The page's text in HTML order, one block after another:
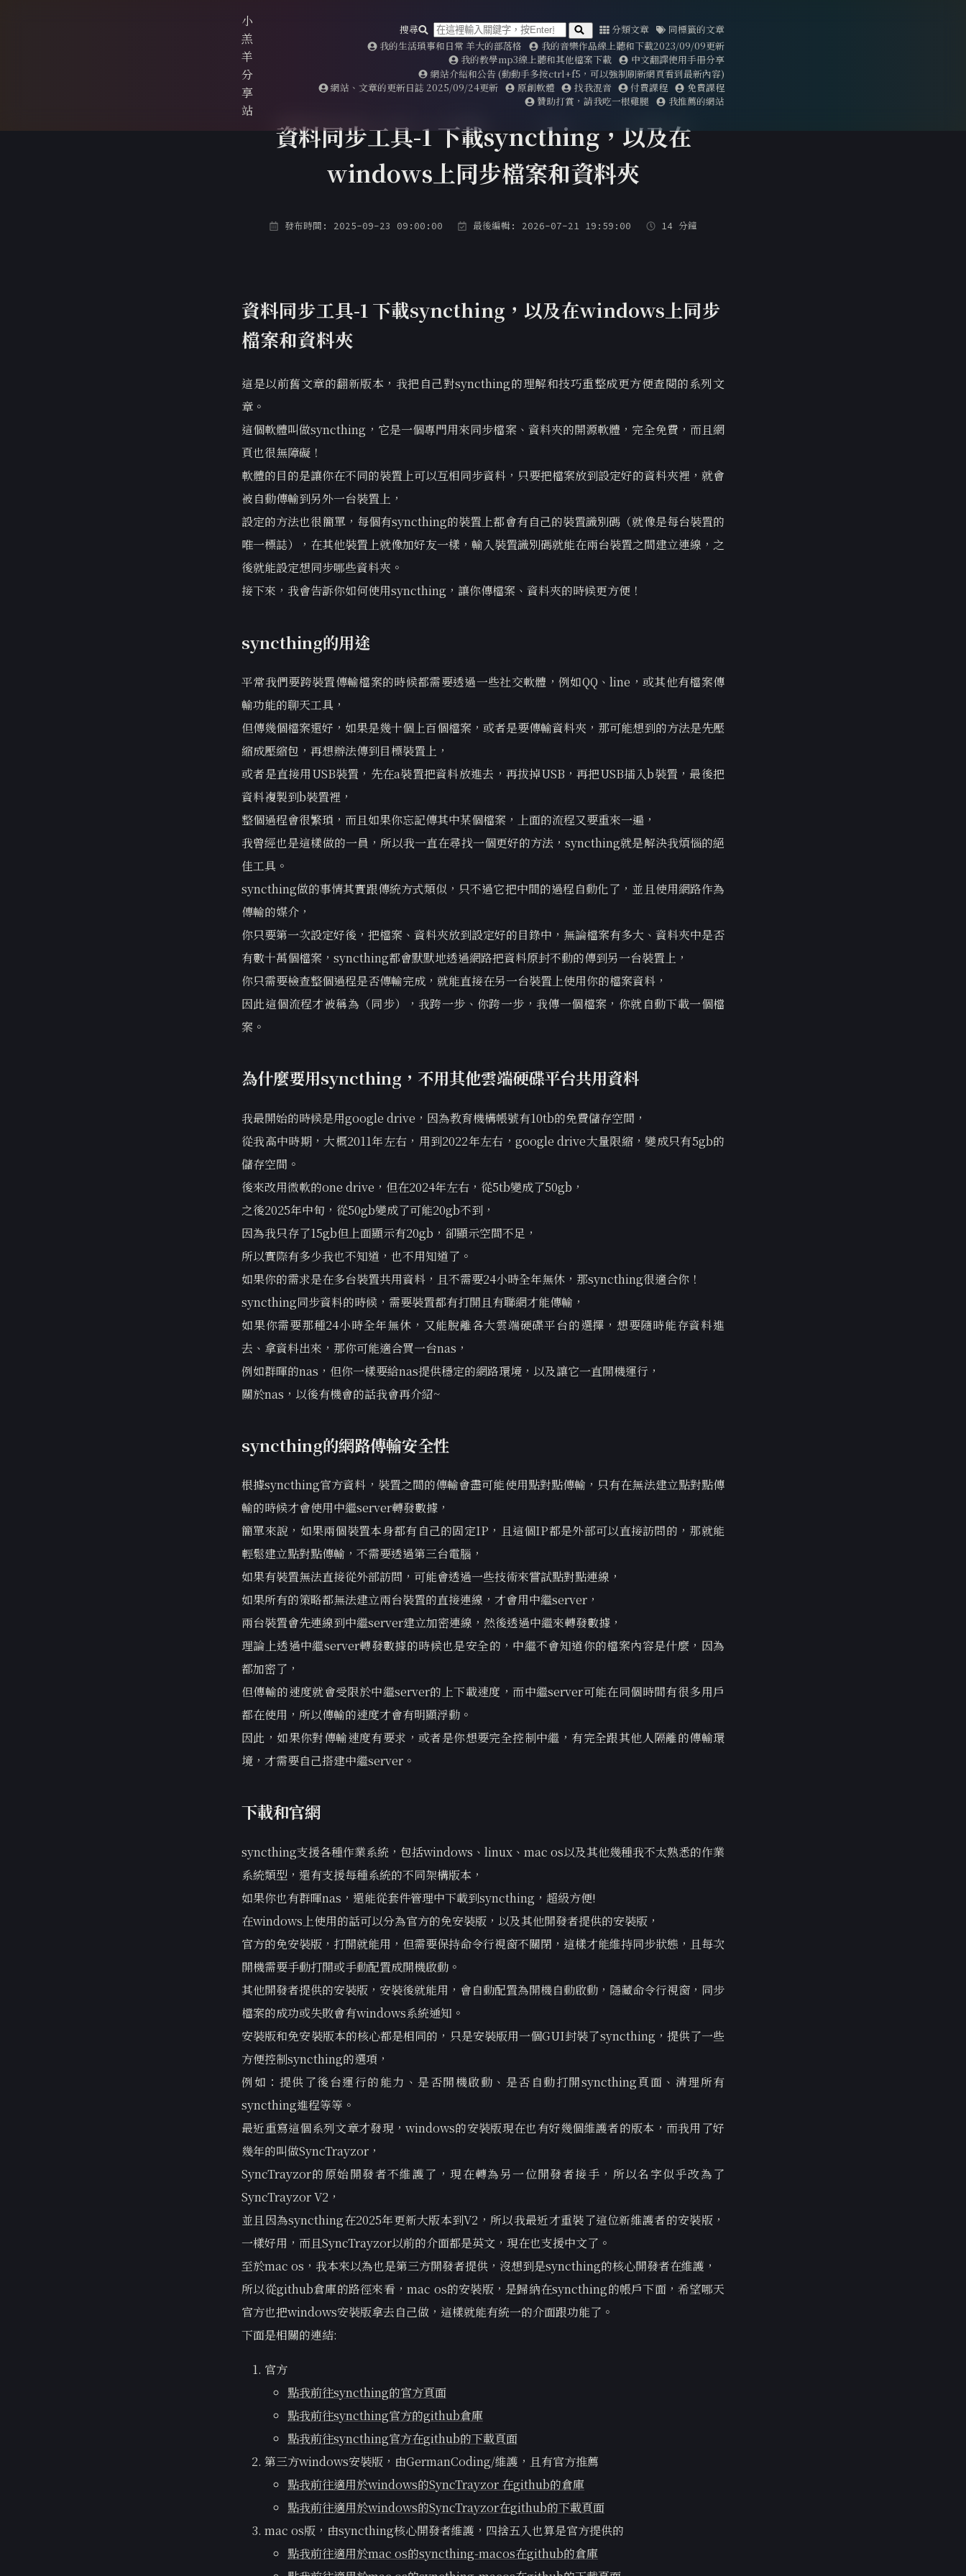
小
羔
羊
分
享
站
搜尋 分類文章
同標籤的文章
我的生活瑣事和日常 羊大的部落格
我的音樂作品線上聽和下載2023/09/09更新
我的教學mp3線上聽和其他檔案下載
中文翻譯使用手冊分享
網站介紹和公告 (動動手多按ctrl+f5，可以強制刷新網頁看到最新內容)
網站、文章的更新日誌 2025/09/24更新
原創軟體 找我混音 付費課程
免費課程
贊助打賞，請我吃一根雞腿
我推薦的網站
資料同步工具-1 下載syncthing，以及在
windows上同步檔案和資料夾
發布時間: 2025-09-23 09:00:00 最後編輯: 2026-07-21 19:59:00 14 分鐘
資料同步工具-1 下載syncthing，以及在windows上同步
檔案和資料夾
這是以前舊文章的翻新版本，我把自己對syncthing的理解和技巧重整成更方便查閱的系列文
章。
這個軟體叫做syncthing，它是一個專門用來同步檔案、資料夾的開源軟體，完全免費，而且網
頁也很無障礙！
軟體的目的是讓你在不同的裝置上可以互相同步資料，只要把檔案放到設定好的資料夾裡，就會
被自動傳輸到另外一台裝置上，
設定的方法也很簡單，每個有syncthing的裝置上都會有自己的裝置識別碼（就像是每台裝置的
唯一標誌），在其他裝置上就像加好友一樣，輸入裝置識別碼就能在兩台裝置之間建立連線，之
後就能設定想同步哪些資料夾。
接下來，我會告訴你如何使用syncthing，讓你傳檔案、資料夾的時候更方便！
syncthing的用途
平常我們要跨裝置傳輸檔案的時候都需要透過一些社交軟體，例如QQ、line，或其他有檔案傳
輸功能的聊天工具，
但傳幾個檔案還好，如果是幾十個上百個檔案，或者是要傳輸資料夾，那可能想到的方法是先壓
縮成壓縮包，再想辦法傳到目標裝置上，
或者是直接用USB裝置，先在a裝置把資料放進去，再拔掉USB，再把USB插入b裝置，最後把
資料複製到b裝置裡，
整個過程會很繁瑣，而且如果你忘記傳其中某個檔案，上面的流程又要重來一遍，
我曾經也是這樣做的一員，所以我一直在尋找一個更好的方法，syncthing就是解決我煩惱的絕
佳工具。
syncthing做的事情其實跟傳統方式類似，只不過它把中間的過程自動化了，並且使用網路作為
傳輸的媒介，
你只要第一次設定好後，把檔案、資料夾放到設定好的目錄中，無論檔案有多大、資料夾中是否
有數十萬個檔案，syncthing都會默默地透過網路把資料原封不動的傳到另一台裝置上，
你只需要檢查整個過程是否傳輸完成，就能直接在另一台裝置上使用你的檔案資料，
因此這個流程才被稱為（同步），我跨一步、你跨一步，我傳一個檔案，你就自動下載一個檔
案。
為什麼要用syncthing，不用其他雲端硬碟平台共用資料
我最開始的時候是用google drive，因為教育機構帳號有10tb的免費儲存空間，
從我高中時期，大概2011年左右，用到2022年左右，google drive大量限縮，變成只有5gb的
儲存空間。
後來改用微軟的one drive，但在2024年左右，從5tb變成了50gb，
之後2025年中旬，從50gb變成了可能20gb不到，
因為我只存了15gb但上面顯示有20gb，卻顯示空間不足，
所以實際有多少我也不知道，也不用知道了。
如果你的需求是在多台裝置共用資料，且不需要24小時全年無休，那syncthing很適合你！
syncthing同步資料的時候，需要裝置都有打開且有聯網才能傳輸，
如果你需要那種24小時全年無休，又能脫離各大雲端硬碟平台的選擇，想要隨時能存資料進
去、拿資料出來，那你可能適合買一台nas，
例如群暉的nas，但你一樣要給nas提供穩定的網路環境，以及讓它一直開機運行，
關於nas，以後有機會的話我會再介紹~
syncthing的網路傳輸安全性
根據syncthing官方資料，裝置之間的傳輸會盡可能使用點對點傳輸，只有在無法建立點對點傳
輸的時候才會使用中繼server轉發數據，
簡單來說，如果兩個裝置本身都有自己的固定IP，且這個IP都是外部可以直接訪問的，那就能
輕鬆建立點對點傳輸，不需要透過第三台電腦，
如果有裝置無法直接從外部訪問，可能會透過一些技術來嘗試點對點連線，
如果所有的策略都無法建立兩台裝置的直接連線，才會用中繼server，
兩台裝置會先連線到中繼server建立加密連線，然後透過中繼來轉發數據，
理論上透過中繼server轉發數據的時候也是安全的，中繼不會知道你的檔案內容是什麼，因為
都加密了，
但傳輸的速度就會受限於中繼server的上下載速度，而中繼server可能在同個時間有很多用戶
都在使用，所以傳輸的速度才會有明顯浮動。
因此，如果你對傳輸速度有要求，或者是你想要完全控制中繼，有完全跟其他人隔離的傳輸環
境，才需要自己搭建中繼server。
下載和官網
syncthing支援各種作業系統，包括windows、linux、mac os以及其他幾種我不太熟悉的作業
系統類型，還有支援每種系統的不同架構版本，
如果你也有群暉nas，還能從套件管理中下載到syncthing，超級方便!
在windows上使用的話可以分為官方的免安裝版，以及其他開發者提供的安裝版，
官方的免安裝版，打開就能用，但需要保持命令行視窗不關閉，這樣才能維持同步狀態，且每次
開機需要手動打開或手動配置成開機啟動。
其他開發者提供的安裝版，安裝後就能用，會自動配置為開機自動啟動，隱藏命令行視窗，同步
檔案的成功或失敗會有windows系統通知。
安裝版和免安裝版本的核心都是相同的，只是安裝版用一個GUI封裝了syncthing，提供了一些
方便控制syncthing的選項，
例如：提供了後台運行的能力、是否開機啟動、是否自動打開syncthing頁面、清理所有
syncthing進程等等。
最近重寫這個系列文章才發現，windows的安裝版現在也有好幾個維護者的版本，而我用了好
幾年的叫做SyncTrayzor，
SyncTrayzor的原始開發者不維護了，現在轉為另一位開發者接手，所以名字似乎改為了
SyncTrayzor V2，
並且因為syncthing在2025年更新大版本到V2，所以我最近才重裝了這位新維護者的安裝版，
一樣好用，而且SyncTrayzor以前的介面都是英文，現在也支援中文了。
至於mac os，我本來以為也是第三方開發者提供，沒想到是syncthing的核心開發者在維護，
所以從github倉庫的路徑來看，mac os的安裝版，是歸納在syncthing的帳戶下面，希望哪天
官方也把windows安裝版拿去自己做，這樣就能有統一的介面跟功能了。
下面是相關的連結:
官方
點我前往syncthing的官方頁面
點我前往syncthing官方的github倉庫
點我前往syncthing官方在github的下載頁面
第三方windows安裝版，由GermanCoding/維護，且有官方推薦
點我前往適用於windows的SyncTrayzor 在github的倉庫
點我前往適用於windows的SyncTrayzor在github的下載頁面
mac os版，由syncthing核心開發者維護，四捨五入也算是官方提供的
點我前往適用於mac os的syncthing-macos在github的倉庫